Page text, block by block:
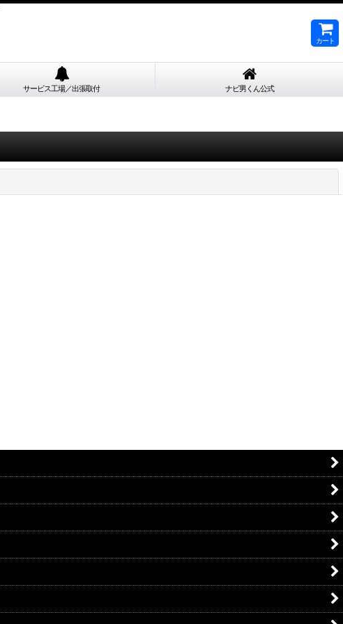
カート
サービス工場／出張取付 ナビ男くん公式